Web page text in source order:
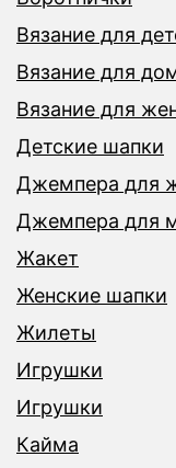
Вязание для
Вязание для
Вязание для
Детские шапки
Джемпера для
Джемпера для
Жакет
Женские шапки
Жилеты
Игрушки
Игрушки
Кайма